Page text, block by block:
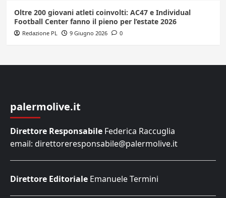
Oltre 200 giovani atleti coinvolti: AC47 e Individual
Football Center fanno il pieno per l’estate 2026
Redazione PL 9 Giugno 2026 0
palermolive.it
Direttore Responsabile Federica Raccuglia
email: direttoreresponsabile@palermolive.it
Direttore Editoriale Emanuele Termini